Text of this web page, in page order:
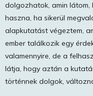
dolgozhatok, amin látom,
haszna, ha sikerül
alapkutatást végeztem,
ember találkozik egy
valamennyire, de a
látja, hogy aztán a
történnek dolgok,